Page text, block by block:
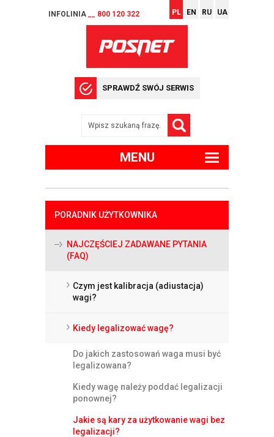
INFOLINIA __ 800 120 322 PL EN RU UA
SPRAWDŹ SWÓJ SERWIS
MENU
PORADNIK UŻYTKOWNIKA
NAJCZĘŚCIEJ ZADAWANE PYTANIA
(FAQ)
Czym jest kalibracja (adiustacja)
wagi?
Kiedy legalizować wagę?
Do jakich zastosowań waga musi być
legalizowana?
Kiedy wagę należy poddać legalizacji
ponownej?
Jakie są kary za użytkowanie wagi bez
legalizacji?